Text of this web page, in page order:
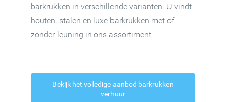
barkrukken in verschillende varianten. U vindt
houten, stalen en luxe barkrukken met of
zonder leuning in ons assortiment.
Bekijk het volledige aanbod barkrukken
verhuur